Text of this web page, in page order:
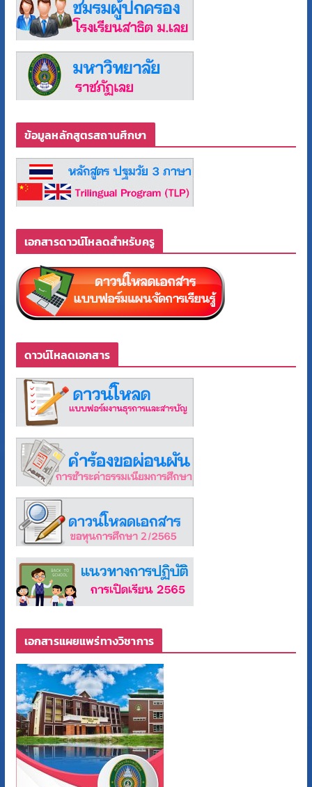
ข้อมูลหลักสูตรสถานศึกษา
เอกสารดาวน์โหลดสำหรับครู
ดาวน์โหลดเอกสาร
เอกสารแผยแพร่ทางวิชาการ